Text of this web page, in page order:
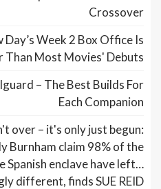
Crossover
Week 2 Box Office Is
Than Most Movies' Debuts
– The Best Builds For
Each Companion
over – it's only just begun:
Burnham claim 98% of the
Spanish enclave have left…
different, finds SUE REID